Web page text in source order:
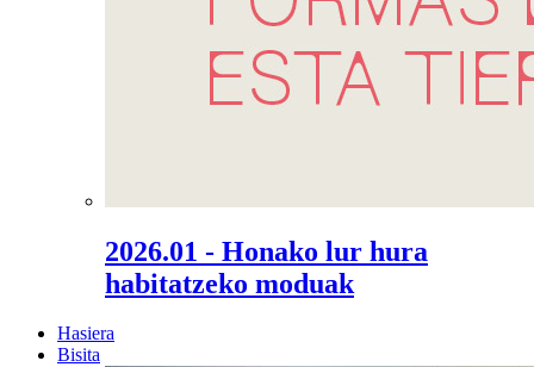
2026.01 - Honako lur hura
habitatzeko moduak
Hasiera
Bisita